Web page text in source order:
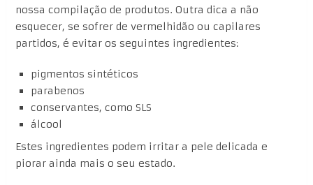
nossa compilação de produtos. Outra dica a não
esquecer, se sofrer de vermelhidão ou capilares
partidos, é evitar os seguintes ingredientes:
pigmentos sintéticos
parabenos
conservantes, como SLS
álcool
Estes ingredientes podem irritar a pele delicada e
piorar ainda mais o seu estado.